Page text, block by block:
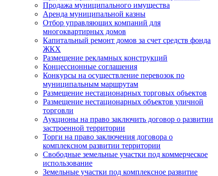
Продажа муниципального имущества
Аренда муниципальной казны
Отбор управляющих компаний для
многоквартирных домов
Капитальный ремонт домов за счет средств фонда
ЖКХ
Размещение рекламных конструкций
Концессионные соглашения
Конкурсы на осуществление перевозок по
муниципальным маршрутам
Размещение нестационарных торговых объектов
Размещение нестационарных объектов уличной
торговли
Аукционы на право заключить договор о развитии
застроенной территории
Торги на право заключения договора о
комплексном развитии территории
Свободные земельные участки под коммерческое
использование
Земельные участки под комплексное развитие